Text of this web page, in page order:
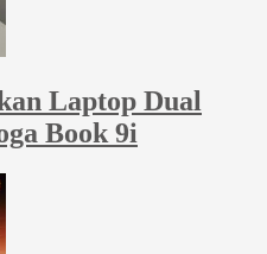
Laptop Dual
Book 9i